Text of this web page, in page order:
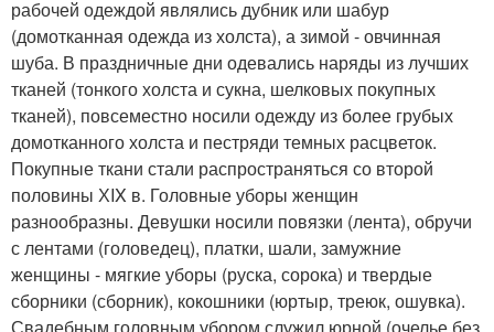
рабочей одеждой являлись дубник или шабур
(домотканная одежда из холста), а зимой - овчинная
шуба. В праздничные дни одевались наряды из лучших
тканей (тонкого холста и сукна, шелковых покупных
тканей), повсеместно носили одежду из более грубых
домотканного холста и пестряди темных расцветок.
Покупные ткани стали распространяться со второй
половины ХIX в. Головные уборы женщин
разнообразны. Девушки носили повязки (лента), обручи
с лентами (головедец), платки, шали, замужние
женщины - мягкие уборы (руска, сорока) и твердые
сборники (сборник), кокошники (юртыр, треюк, ошувка).